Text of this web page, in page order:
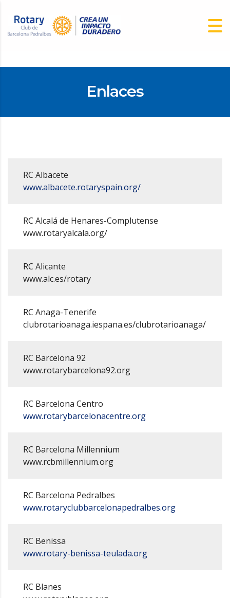
Enlaces
RC Albacete
www.albacete.rotaryspain.org/
RC Alcalá de Henares-Complutense
www.rotaryalcala.org/
RC Alicante
www.alc.es/rotary
RC Anaga-Tenerife
clubrotarioanaga.iespana.es/clubrotarioanaga/
RC Barcelona 92
www.rotarybarcelona92.org
RC Barcelona Centro
www.rotarybarcelonacentre.org
RC Barcelona Millennium
www.rcbmillennium.org
RC Barcelona Pedralbes
www.rotaryclubbarcelonapedralbes.org
RC Benissa
www.rotary-benissa-teulada.org
RC Blanes